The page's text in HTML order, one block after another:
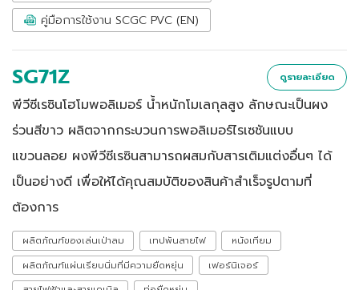
คู่มือการใช้งาน SCGC PVC (EN)
SG71Z ดูรายละเอียด
พีวีซีเรซินโฮโมพอลิเมอร์ น้ำหนักโมเลกุลสูง ลักษณะเป็นผง
ร่วนสีขาว ผลิตจากกระบวนการพอลิเมอร์ไรเซชันแบบ
แขวนลอย ผงพีวีซีเรซินสามารถผสมกับสารเติมแต่งอื่นๆ ได้
เป็นอย่างดี เพื่อให้ได้คุณสมบัติของสินค้าสำเร็จรูปตามที่
ต้องการ
ผลิตภัณฑ์ของเล่นเป่าลม เทปพันสายไฟ
หนังเทียม
ผลิตภัณฑ์แผ่นเรียบนิ่มที่มีความยืดหยุ่น
เฟอร์นิเจอร์